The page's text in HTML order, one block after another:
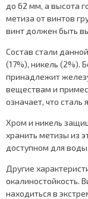
до 62 мм, а высота
метиза от винтов
винт должен быть
Состав стали
(17%), никель (2%).
принадлежит
веществам и
означает, что сталь
Хром и никель
хранить метизы из
доступном для воды.
Другие
окалиностойкость.
находиться в